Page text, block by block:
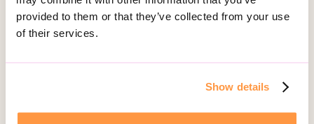
provided to them or that they’ve collected from your use
of their services.
Show details
Besöksadress:
Hälsingegatan 49